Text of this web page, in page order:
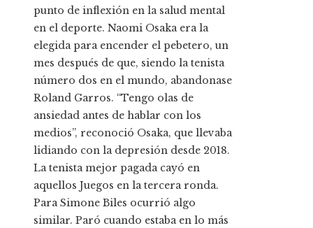
punto de inflexión en la salud mental
en el deporte. Naomi Osaka era la
elegida para encender el pebetero, un
mes después de que, siendo la tenista
número dos en el mundo, abandonase
Roland Garros. “Tengo olas de
ansiedad antes de hablar con los
medios”, reconoció Osaka, que llevaba
lidiando con la depresión desde 2018.
La tenista mejor pagada cayó en
aquellos Juegos en la tercera ronda.
Para Simone Biles ocurrió algo
similar. Paró cuando estaba en lo más